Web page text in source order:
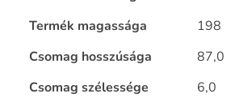
Termék magassága
198
Csomag hosszúsága
87,0
Csomag szélessége
6,0